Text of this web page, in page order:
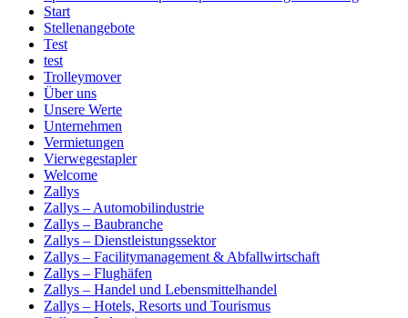
Start
Stellenangebote
Test
test
Trolleymover
Über uns
Unsere Werte
Unternehmen
Vermietungen
Vierwegestapler
Welcome
Zallys
Zallys – Automobilindustrie
Zallys – Baubranche
Zallys – Dienstleistungssektor
Zallys – Facilitymanagement & Abfallwirtschaft
Zallys – Flughäfen
Zallys – Handel und Lebensmittelhandel
Zallys – Hotels, Resorts und Tourismus